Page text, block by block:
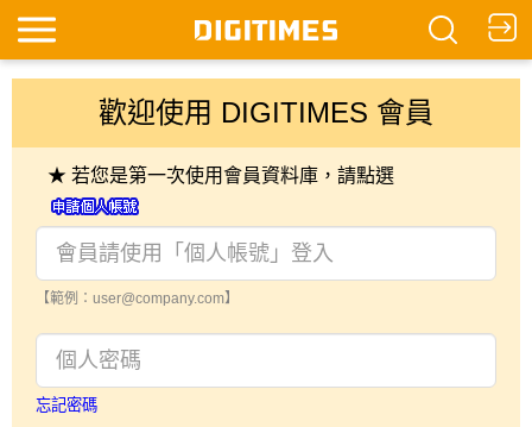
歡迎使用 DIGITIMES 會員
★ 若您是第一次使用會員資料庫，請點選
【範例：user@company.com】
忘記密碼